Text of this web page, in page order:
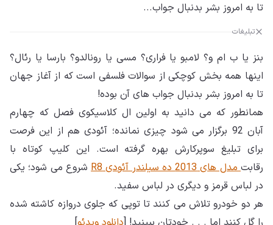
تا به امروز بشر بدنبال جواب...
تبلیغات
بنز یا ب ام و؟ لامبو یا فراری؟ مسی یا رونالدو؟ بارسا یا رئال؟
اینها همه بخش کوچکی از سوالات فلسفی است که از آغاز جهان
تا به امروز بشر بدنبال جواب های آن بوده!
همانطور که می دانید به اولین ال کلاسیکوی فصل که چهارم
آبان 92 برگزار می شود چیزی نمانده؛ آئودی هم از این فرصت
برای تبلیغ سوپرکارش بهره گرفته است. این کلیپ کوتاه با
رقابتمدل های 2013 ده سیلندر آئودی R8
شروع می شود؛ یکی
در لباس قرمز و دیگری در لباس سفید.
هر دو خودرو تلاش می کنند تا توپی که جلوی دروازه کاشته شده